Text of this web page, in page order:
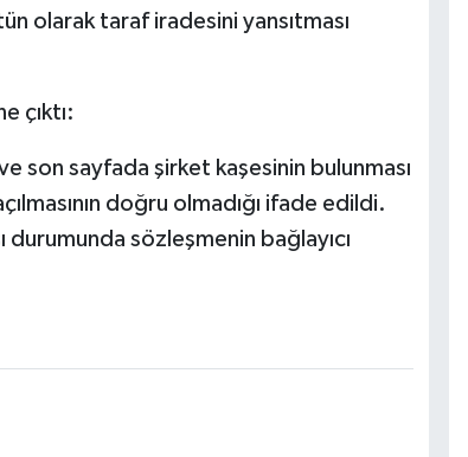
olarak taraf iradesini yansıtması
çıktı:
son sayfada şirket kaşesinin bulunması
doğru olmadığı ifade edildi.
durumunda sözleşmenin bağlayıcı